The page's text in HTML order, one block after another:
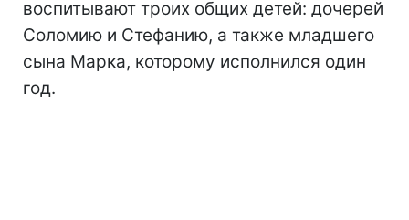
воспитывают троих общих детей: дочерей
Соломию и Стефанию, а также младшего
сына Марка, которому исполнился один
год.